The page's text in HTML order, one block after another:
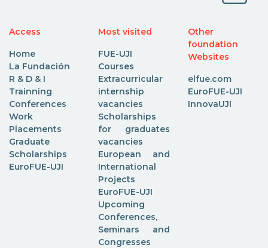
Access
Home
La Fundación
R & D & I
Trainning
Conferences
Work
Placements
Graduate
Scholarships
EuroFUE-UJI
Most visited
FUE-UJI
Courses
Extracurricular
internship
vacancies
Scholarships
for graduates
vacancies
European and
International
Projects
EuroFUE-UJI
Upcoming
Conferences,
Seminars and
Congresses
Other
foundation
Websites
elfue.com
EuroFUE-UJI
InnovaUJI